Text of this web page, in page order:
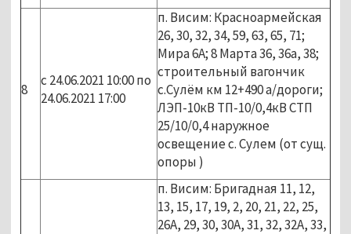
8
с 24.06.2021 10:00 по
24.06.2021 17:00
п. Висим: Красноармейская
26, 30, 32, 34, 59, 63, 65, 71;
Мира 6А; 8 Марта 36, 36а, 38;
строительный вагончик
с.Сулём км 12+490 а/дороги;
ЛЭП-10кВ ТП-10/0,4кВ СТП
25/10/0,4 наружное
освещение с. Сулем (от сущ.
опоры )
п. Висим: Бригадная 11, 12,
13, 15, 17, 19, 2, 20, 21, 22, 25,
26А, 29, 30, 30А, 31, 32, 32А, 33,